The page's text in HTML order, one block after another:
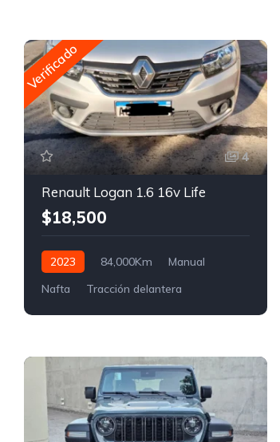
Verificado
4
Renault Logan 1.6 16v Life
$18,500
2023 84,000Km
Manual
Nafta
Tracción delantera